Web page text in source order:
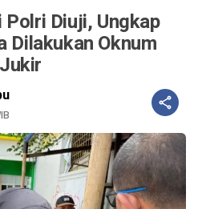
Diuji, Ungkap
Dilakukan Oknum